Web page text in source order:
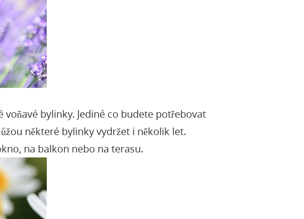
bylinky. Jediné co budete potřebovat
některé bylinky vydržet i několik let.
na balkon nebo na terasu.